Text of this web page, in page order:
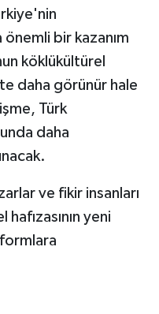
önemli bir kazanım
köklükültürel
daha görünür hale
Türk
daha
ve fikir insanları
yeni